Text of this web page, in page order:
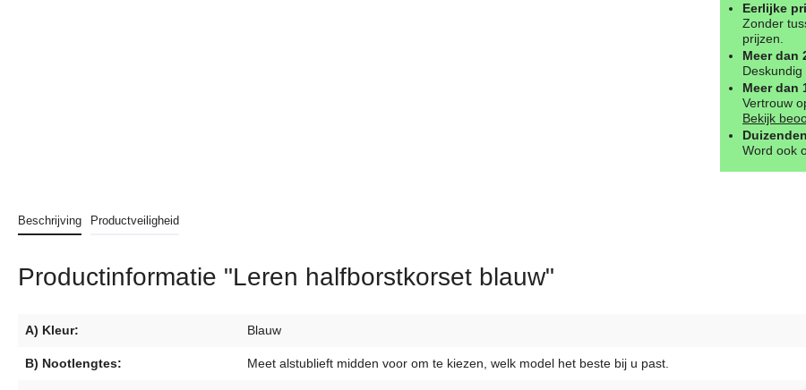
Eerlijke
Zonder
prijzen.
Meer dan
Meer dan
Vertrouw
Bekijk
Word ook
Beschrijving Productveiligheid
Productinformatie "Leren halfborstkorset blauw"
A) Kleur: Blauw
B) Nootlengtes: Meet alstublieft midden voor om te kiezen, welk model het beste bij u past.